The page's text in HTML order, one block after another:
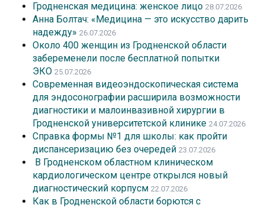
Гродненская медицина: женское лицо 28.07.2026
Анна Болтач: «Медицина — это искусство дарить
надежду» 26.07.2026
Около 400 женщин из Гродненской области
забеременели после бесплатной попытки
ЭКО 25.07.2026
Современная видеоэндоскопическая система
для эндосонографии расширила возможности
диагностики и малоинвазивной хирургии в
Гродненской университетской клинике 24.07.2026
Справка формы №1 для школы: как пройти
диспансеризацию без очередей 23.07.2026
В Гродненском областном клиническом
кардиологическом центре открылся новый
диагностический корпусм 22.07.2026
Как в Гродненской области борются с